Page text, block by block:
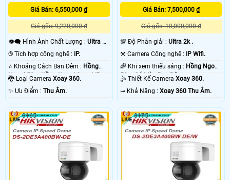
Giá Bán: 6,550,000 ₫
Giá gốc: 9,220,000 ₫
👁️‍🗨 Hình Ành Chất Lượng : Ultra 2k
.
®️ Tích hợp công nghệ : IP.
⭐ Khoảng Cách Ban Đêm : Hồng
Ngoại 50m Hồng Ngoại Smart IR.
🐉️ Loại Camera Xoay 360.
️✨ Ưu Điểm : Thu Âm.
Giá Bán: 7,500,000 ₫
Giá gốc: 10,000,000 ₫
💯 Độ Phân giải :Ultra 2k .
⚒ Camera Công nghệ : IP Wifi.
🌈 Khi xem thiếu sáng : Hồng Ngoại
50m Có Màu Ban Đêm.
🤹 Thiết Kế CameraXoay 360.
️⇝ Khả Năng :Xoay 360 Thu Âm.
3165 3175